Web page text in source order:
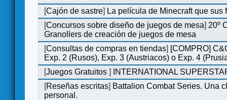
[Cajón de sastre] La película de Minecraft que sus
[Concursos sobre diseño de juegos de mesa] 20º
Granollers de creación de juegos de mesa
[Consultas de compras en tiendas] [COMPRO]
Exp. 2 (Rusos), Exp. 3 (Austriacos) o Exp. 4
[Juegos Gratuitos]
INTERNATIONAL
[Reseñas escritas] Battalion Combat Series. Una
personal.